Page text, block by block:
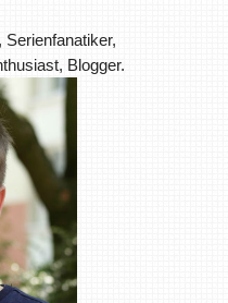
Blogger.